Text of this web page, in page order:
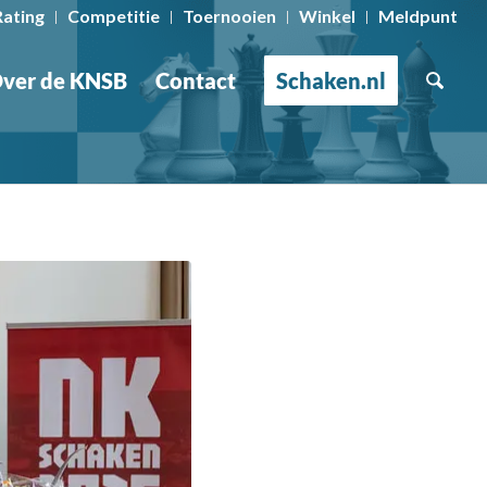
Competitie Toernooien Winkel Meldpunt
de KNSB Contact Schaken.nl